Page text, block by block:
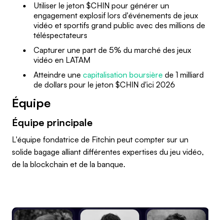
Utiliser le jeton $CHIN pour générer un
engagement explosif lors d'événements de jeux
vidéo et sportifs grand public avec des millions de
téléspectateurs
⁠Capturer une part de 5% du marché des jeux
vidéo en LATAM
Atteindre une capitalisation boursière de 1 milliard
de dollars pour le jeton $CHIN d'ici 2026
Équipe
Équipe principale
L'équipe fondatrice de Fitchin peut compter sur un
solide bagage alliant différentes expertises du jeu vidéo,
de la blockchain et de la banque.